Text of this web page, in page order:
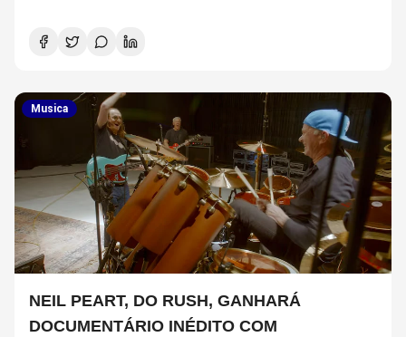
Musica
NEIL PEART, DO RUSH, GANHARÁ
DOCUMENTÁRIO INÉDITO COM